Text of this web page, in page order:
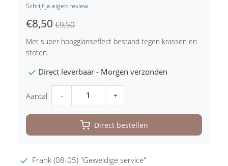
Schrijf je eigen review
€8,50 €9,50
Met super hoogglanseffect bestand tegen krassen en
stoten.
Direct leverbaar - Morgen verzonden
Aantal - +
Direct bestellen
Frank (08-05) "Geweldige service"